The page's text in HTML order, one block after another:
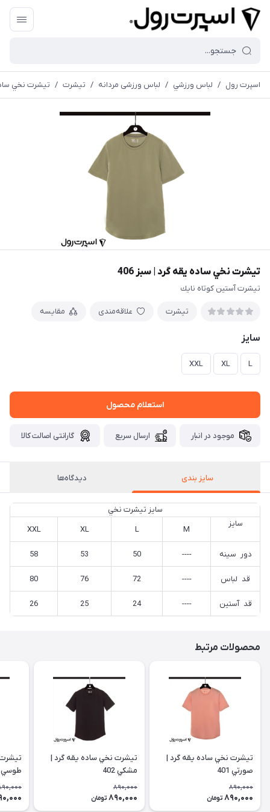
اسپرت رول / لباس ورزشي / لباس ورزشی مردانه / تیشرت / تيشرت نخي
تيشرت نخي ساده يقه گرد | سبز 406
تيشرت آستين كوتاه نايك
تیشرت علاقه‌مندی مقایسه
سايز
L
XL
XXL
استعلام محصول
موجود در انبار ارسال سریع گارانتی اصالت کالا
سایز بندی دیدگاه‌ها
سايز تيشرت نخي
سايز
M
L
XL
XXL
دور سينه ----
50
53
58
قد لباس ----
72
76
80
قد آستين ----
24
25
26
محصولات مرتبط
تيشرت نخي ساده يقه گرد |
صورتي 401
890,000
890,000 تومان
تيشرت نخي ساده يقه گرد |
مشكي 402
890,000
890,000 تومان
طوسي